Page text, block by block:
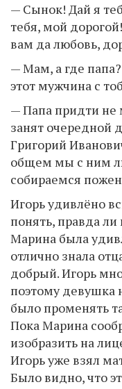
— Сынок! Дай я
тебя, мой
вам да любовь,
— Мам, а где
этот мужчина с
— Папа придти не
занят очередной
Григорий
общем мы с ним
собираемся
Игорь удивлёно
понять, правда ли
Марина была
отлично знала
добрый. Игорь
поэтому девушка
было променять
Пока Марина
изобразить на
Игорь уже взял
Было видно, что